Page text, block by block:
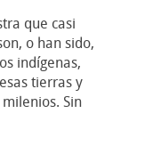
que casi
o han sido,
indígenas,
tierras y
Sin